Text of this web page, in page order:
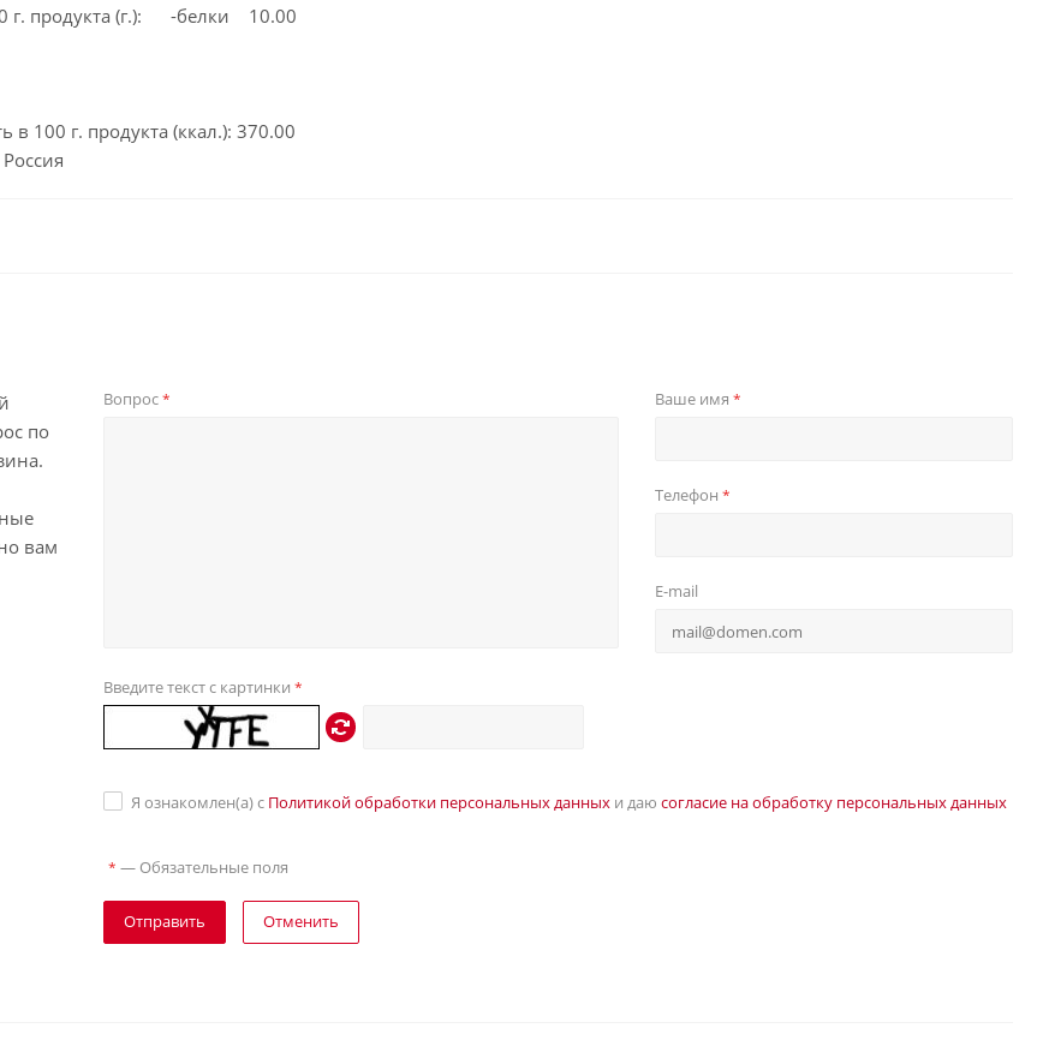
г. продукта (г.): -белки 10.00
в 100 г. продукта (ккал.): 370.00
по
вам
Вопрос* Ваше имя *
Телефон *
E-mail
Введите текст с картинки *
Я ознакомлен(а) с Политикой обработки персональных данныхи даю согласие на обработку персональных данных
* — Обязательные поля
Отправить Отменить